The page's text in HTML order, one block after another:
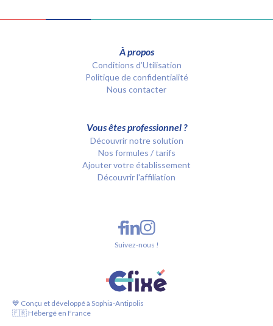
À propos
Conditions d’Utilisation
Politique de confidentialité
Nous contacter
Vous êtes professionnel ?
Découvrir notre solution
Nos formules / tarifs
Ajouter votre établissement
Découvrir l'affiliation
💙 Conçu et développé à Sophia-Antipolis
🇫🇷 Hébergé en France
Suivez-nous !